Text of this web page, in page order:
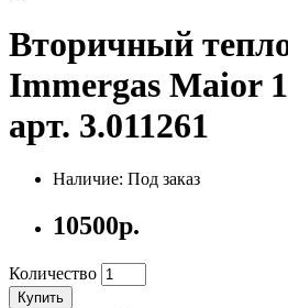
Вторичный
Immergas Maior
арт. 3.011261
Наличие: Под заказ
10500р.
Количество
Купить